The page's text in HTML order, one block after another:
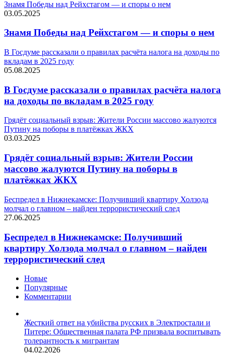
Знамя Победы над Рейхстагом — и споры о нем
03.05.2025
Знамя Победы над Рейхстагом — и споры о нем
В Госдуме рассказали о правилах расчёта налога на доходы по
вкладам в 2025 году
05.08.2025
В Госдуме рассказали о правилах расчёта налога
на доходы по вкладам в 2025 году
Грядёт социальный взрыв: Жители России массово жалуются
Путину на поборы в платёжках ЖКХ
03.03.2025
Грядёт социальный взрыв: Жители России
массово жалуются Путину на поборы в
платёжках ЖКХ
Беспредел в Нижнекамске: Получивший квартиру Холзода
молчал о главном – найден террористический след
27.06.2025
Беспредел в Нижнекамске: Получивший
квартиру Холзода молчал о главном – найден
террористический след
Новые
Популярные
Комментарии
Жесткий ответ на убийства русских в Электростали и
Питере: Общественная палата РФ призвала воспитывать
толерантность к мигрантам
04.02.2026